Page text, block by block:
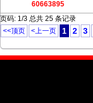
60663895
页码: 1/3 总共 25 条记录
<<顶页
<上一页 1 2 3